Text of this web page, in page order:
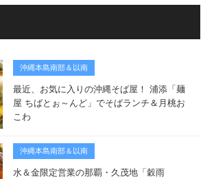
沖縄本島南部＆以南
最近、お気に入りの沖縄そば屋！ 浦添「麺
屋 ちばとぉ～んど」でそばランチ＆月桃お
こわ
沖縄本島南部＆以南
水＆金限定営業の那覇・久茂地「穀雨